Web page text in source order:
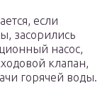
если
засорились
насос,
клапан,
горячей воды.